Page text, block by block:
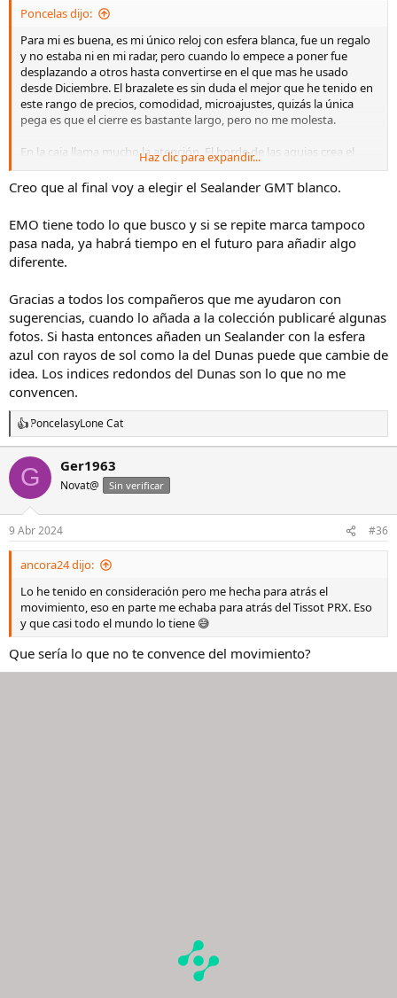
Poncelas dijo:
Para mi es buena, es mi único reloj con esfera blanca, fue un regalo
y no estaba ni en mi radar, pero cuando lo empece a poner fue
desplazando a otros hasta convertirse en el que mas he usado
desde Diciembre. El brazalete es sin duda el mejor que he tenido en
este rango de precios, comodidad, microajustes, quizás la única
pega es que el cierre es bastante largo, pero no me molesta.
En la caja llama mucho la atención. El borde de las agujas crea el
contraste suficiente para no tener que forzar al mirarlo, y el
acabado afilado en ángulo de las horas tiene unos reflejos en
exterior que me encantan. La fecha pasa desapercibida (pero
Christopher Ward tiene una política de devoluciones muy buena,
pero supongo que teniendo varios ya lo sabrás! Voy a regalarle un
The Twelve a mi mujer y me temo que cuando lo vea quizás yo
Haz clic para expandir...
Creo que al final voy a elegir el Sealander GMT blanco.
EMO tiene todo lo que busco y si se repite marca tampoco
pasa nada, ya habrá tiempo en el futuro para añadir algo
diferente.
Gracias a todos los compañeros que me ayudaron con
sugerencias, cuando lo añada a la colección publicaré algunas
fotos. Si hasta entonces añaden un Sealander con la esfera
azul con rayos de sol como la del Dunas puede que cambie de
idea. Los indices redondos del Dunas son lo que no me
convencen.
R
e
a
i
o
n
e
PoncelasyLone Cat
G Ger1963
Novat@ Sin verificar
9 Abr 2024 #36
ancora24 dijo:
Lo he tenido en consideración pero me hecha para atrás el
movimiento, eso en parte me echaba para atrás del Tissot PRX. Eso
y que casi todo el mundo lo tiene 😅
Que sería lo que no te convence del movimiento?